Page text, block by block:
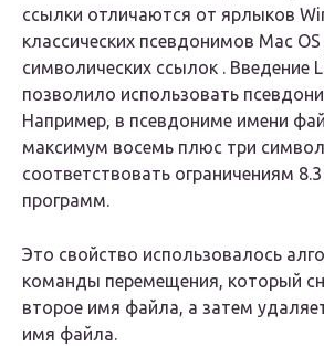
ссылки отличаются от ярлыков
классических псевдонимов Mac OS
символических ссылок . Введение
позволило использовать
Например, в псевдониме имени
максимум восемь плюс три
соответствовать ограничениям
программ.
Это свойство использовалось
команды перемещения, который
второе имя файла, а затем
имя файла.